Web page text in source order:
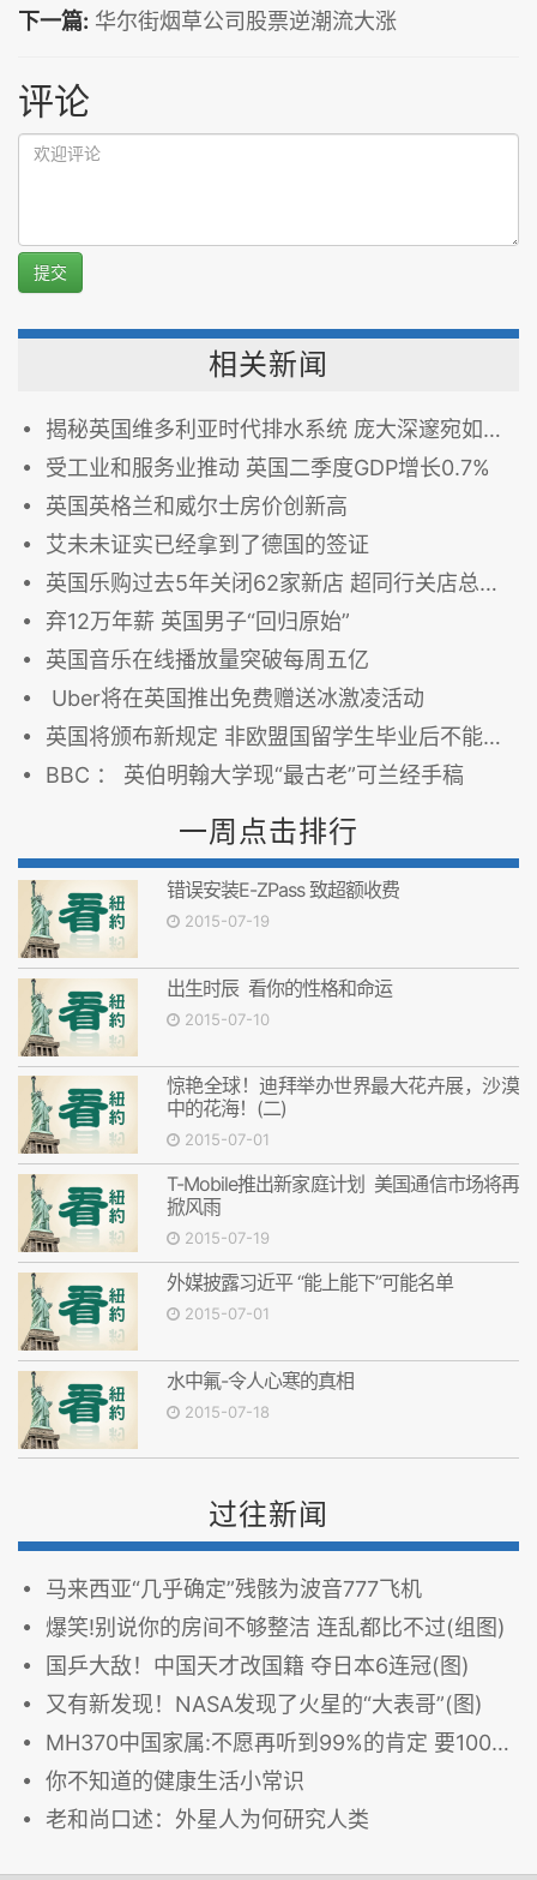
下一篇: 华尔街烟草公司股票逆潮流大涨
评论
提交
相关新闻
揭秘英国维多利亚时代排水系统 庞大深邃宛如宫殿(高清组图)
受工业和服务业推动 英国二季度GDP增长0.7%
英国英格兰和威尔士房价创新高
艾未未证实已经拿到了德国的签证
英国乐购过去5年关闭62家新店 超同行关店总数三倍
弃12万年薪 英国男子“回归原始”
英国音乐在线播放量突破每周五亿
Uber将在英国推出免费赠送冰激凌活动
英国将颁布新规定 非欧盟国留学生毕业后不能留在英国
BBC ： 英伯明翰大学现“最古老”可兰经手稿
一周点击排行
错误安装E-ZPass 致超额收费
2015-07-19
出生时辰 看你的性格和命运
2015-07-10
惊艳全球！迪拜举办世界最大花卉展，沙漠
中的花海！(二)
2015-07-01
T-Mobile推出新家庭计划 美国通信市场将再
掀风雨
2015-07-19
外媒披露习近平 “能上能下”可能名单
2015-07-01
水中氟-令人心寒的真相
2015-07-18
过往新闻
马来西亚“几乎确定”残骸为波音777飞机
爆笑!别说你的房间不够整洁 连乱都比不过(组图)
国乒大敌！中国天才改国籍 夺日本6连冠(图)
又有新发现！NASA发现了火星的“大表哥”(图)
MH370中国家属:不愿再听到99%的肯定 要100%确认(图)
你不知道的健康生活小常识
老和尚口述：外星人为何研究人类